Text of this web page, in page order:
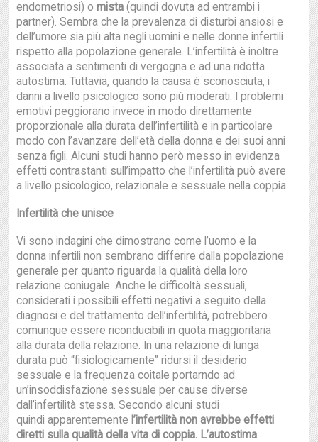
endometriosi) omista (quindi dovuta ad entrambi i
partner). Sembra che la prevalenza di disturbi ansiosi e
dell’umore sia più alta negli uomini e nelle donne infertili
rispetto alla popolazione generale. L’infertilità è inoltre
associata a sentimenti di vergogna e ad una ridotta
autostima. Tuttavia, quando la causa è sconosciuta, i
danni a livello psicologico sono più moderati. I problemi
emotivi peggiorano invece in modo direttamente
proporzionale alla durata dell’infertilità e in particolare
modo con l’avanzare dell’età della donna e dei suoi anni
senza figli. Alcuni studi hanno però messo in evidenza
effetti contrastanti sull’impatto che l’infertilità può avere
a livello psicologico, relazionale e sessuale nella coppia.
Infertilità che unisce
Vi sono indagini che dimostrano come l’uomo e la
donna infertili non sembrano differire dalla popolazione
generale per quanto riguarda la qualità della loro
relazione coniugale. Anche le difficoltà sessuali,
considerati i possibili effetti negativi a seguito della
diagnosi e del trattamento dell’infertilità, potrebbero
comunque essere riconducibili in quota maggioritaria
alla durata della relazione. In una relazione di lunga
durata può “fisiologicamente” ridursi il desiderio
sessuale e la frequenza coitale portarndo ad
un’insoddisfazione sessuale per cause diverse
dall’infertilità stessa. Secondo alcuni studi
quindi apparentemente l’infertilità non avrebbe effetti
diretti sulla qualità della vita di coppia. L’autostima